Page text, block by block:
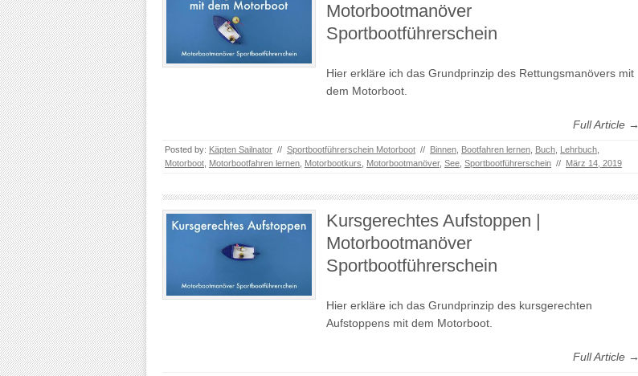
Motorbootmanöver
Sportbootführerschein
Hier erkläre ich das Grundprinzip des Rettungsmanövers mit
dem Motorboot.
Full Article →
Posted by: Käpten Sailnator // Sportbootführerschein Motorboot // Binnen Bootfahren lernen Buch Lehrbuch
Motorboot Motorbootfahren lernen Motorbootkurs Motorbootmanöver, See Sportbootführerschein // März 14, 2019
Kursgerechtes Aufstoppen |
Motorbootmanöver
Sportbootführerschein
Hier erkläre ich das Grundprinzip des kursgerechten
Aufstoppens mit dem Motorboot.
Full Article →